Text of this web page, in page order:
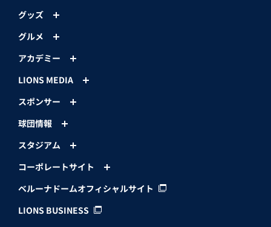
グッズ
グルメ
アカデミー
LIONS MEDIA
スポンサー
球団情報
スタジアム
コーポレートサイト
ベルーナドームオフィシャルサイト
LIONS BUSINESS